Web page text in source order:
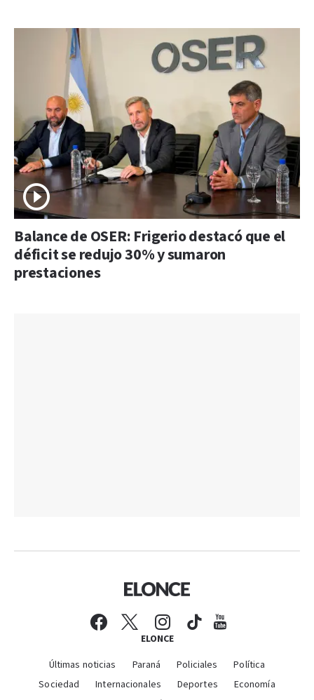
Balance de OSER: Frigerio destacó que el
déficit se redujo 30% y sumaron
prestaciones
ELONCE
Últimas noticias Paraná Policiales
Política
Sociedad
Internacionales Deportes
Economía